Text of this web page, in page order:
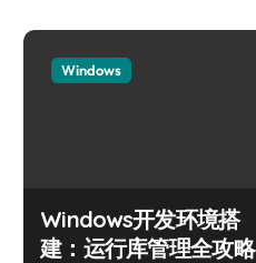
Windows
Windows开发环境搭
建：运行库管理全攻略